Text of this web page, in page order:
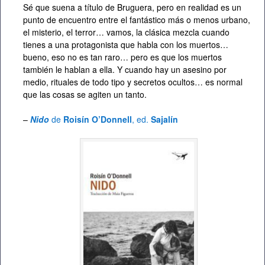
Sé que suena a título de Bruguera, pero en realidad es un
punto de encuentro entre el fantástico más o menos urbano,
el misterio, el terror… vamos, la clásica mezcla cuando
tienes a una protagonista que habla con los muertos…
bueno, eso no es tan raro… pero es que los muertos
también le hablan a ella. Y cuando hay un asesino por
medio, rituales de todo tipo y secretos ocultos… es normal
que las cosas se agiten un tanto.
– Nido de Roisín O’Donnell, ed. Sajalín